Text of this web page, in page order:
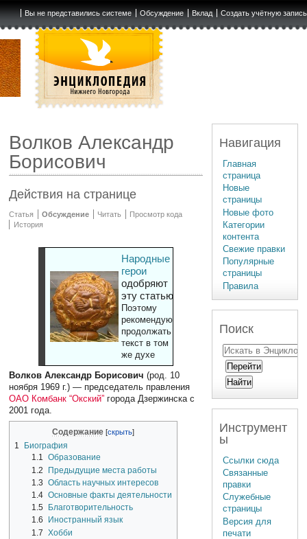
Вы не представились системе Обсуждение Вклад Создать учётную запись
Волков Александр
Борисович
Действия на странице
Статья Обсуждение Читать
Просмотр кода
История
Народные
герои
одобряют
эту статью
Поэтому
рекомендуют
продолжать
текст в том
же духе
Волков Александр Борисович (род. 10
ноября 1969 г.) — председатель правления
ОАО Комбанк “Окский” города Дзержинска с
2001 года.
Содержание
1
Биография
1.1 Образование
1.2
Предыдущие места работы
1.3 Область научных интересов
1.4 Основные факты деятельности
1.5
Благотворительность
1.6
Иностранный язык
1.7 Хобби
Навигация
Главная
страница
Новые
страницы
Новые фото
Категории
контента
Свежие правки
Популярные
страницы
Правила
Поиск
Инструмент
ы
Ссылки сюда
Связанные
правки
Служебные
страницы
Версия для
печати